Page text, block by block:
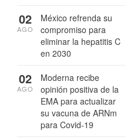
México refrenda su
compromiso para
eliminar la hepatitis C
en 2030
02
AGO
Moderna recibe
opinión positiva de la
EMA para actualizar
su vacuna de ARNm
para Covid-19
02
AGO